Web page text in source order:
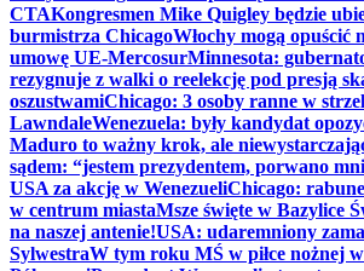
CTAKongresmen Mike Quigley będzie
burmistrza ChicagoWłochy mogą opuścić
umowę UE-MercosurMinnesota:
rezygnuje z walki o reelekcję pod presją
oszustwamiChicago: 3 osoby ranne w
LawndaleWenezuela: były kandydat
Maduro to ważny krok, ale
sądem: “jestem prezydentem, porwano
USA za akcję w WenezueliChicago:
w centrum miastaMsze święte w Bazylice
na naszej antenie!USA: udaremniony
SylwestraW tym roku MŚ w piłce nożnej